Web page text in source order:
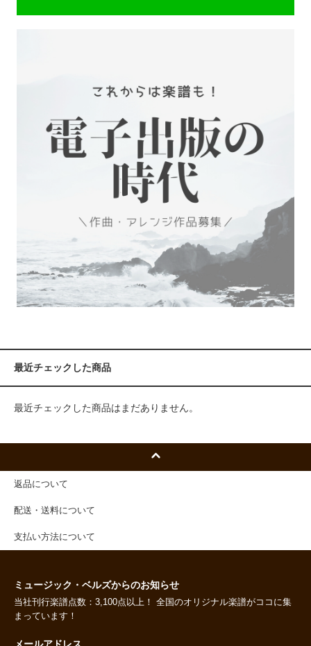
最近チェックした商品
最近チェックした商品はまだありません。
返品について
配送・送料について
支払い方法について
ミュージック・ベルズからのお知らせ
当社刊行楽譜点数：3,100点以上！ 全国のオリジナル楽譜がココに集
まっています！
メールアドレス